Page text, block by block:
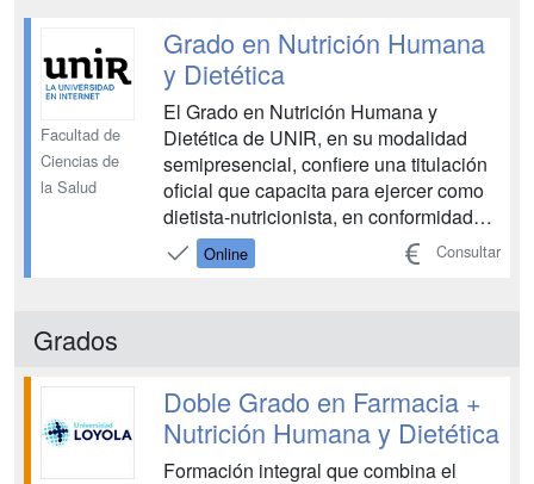
profesional dentro ...
Facultad de
Ciencias de
la Salud
Grado en Nutrición Humana
y Dietética
El Grado en Nutrición Humana y
Dietética de UNIR, en su modalidad
semipresencial, confiere una titulación
oficial que capacita para ejercer como
dietista-nutricionista, en conformidad
con las disposiciones de la Ley
44/2003 de Ordenación de las
Online Consultar
Grados
Doble Grado en Farmacia +
Nutrición Humana y Dietética
Formación integral que combina el